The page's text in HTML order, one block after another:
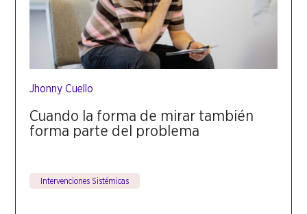
Jhonny Cuello
Cuando la forma de mirar también
forma parte del problema
Intervenciones Sistémicas